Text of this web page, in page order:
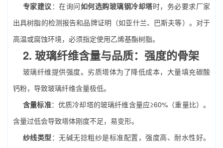
专家建议：在询问如何选购玻璃钢冷却塔时，务必要求厂家
出具树脂的检测报告和品牌证明（如亚什兰、巴斯夫等）。对于
高温或腐蚀环境，必须指定使用乙烯基酯树脂。
2. 玻璃纤维含量与品质：强度的骨架
玻璃纤维提供强度。劣质塔体为了降低成本，大量填充碳酸
钙粉，导致玻璃纤维含量极低。
含量标准：优质冷却塔的玻璃纤维含量应≥60%（重量比）。
含量过低会导致塔体刚度不足，易变形。
纱线类型：无碱无捻粗纱是标准配置，强度高、耐水性好。